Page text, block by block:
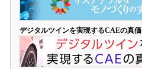
デジタルツインを実現するCAEの真価